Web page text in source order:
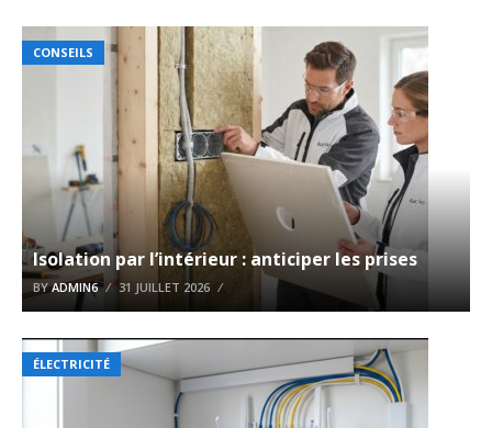
CONSEILS
Isolation par l’intérieur : anticiper les prises
BYADMIN6 31 JUILLET 2026
ÉLECTRICITÉ